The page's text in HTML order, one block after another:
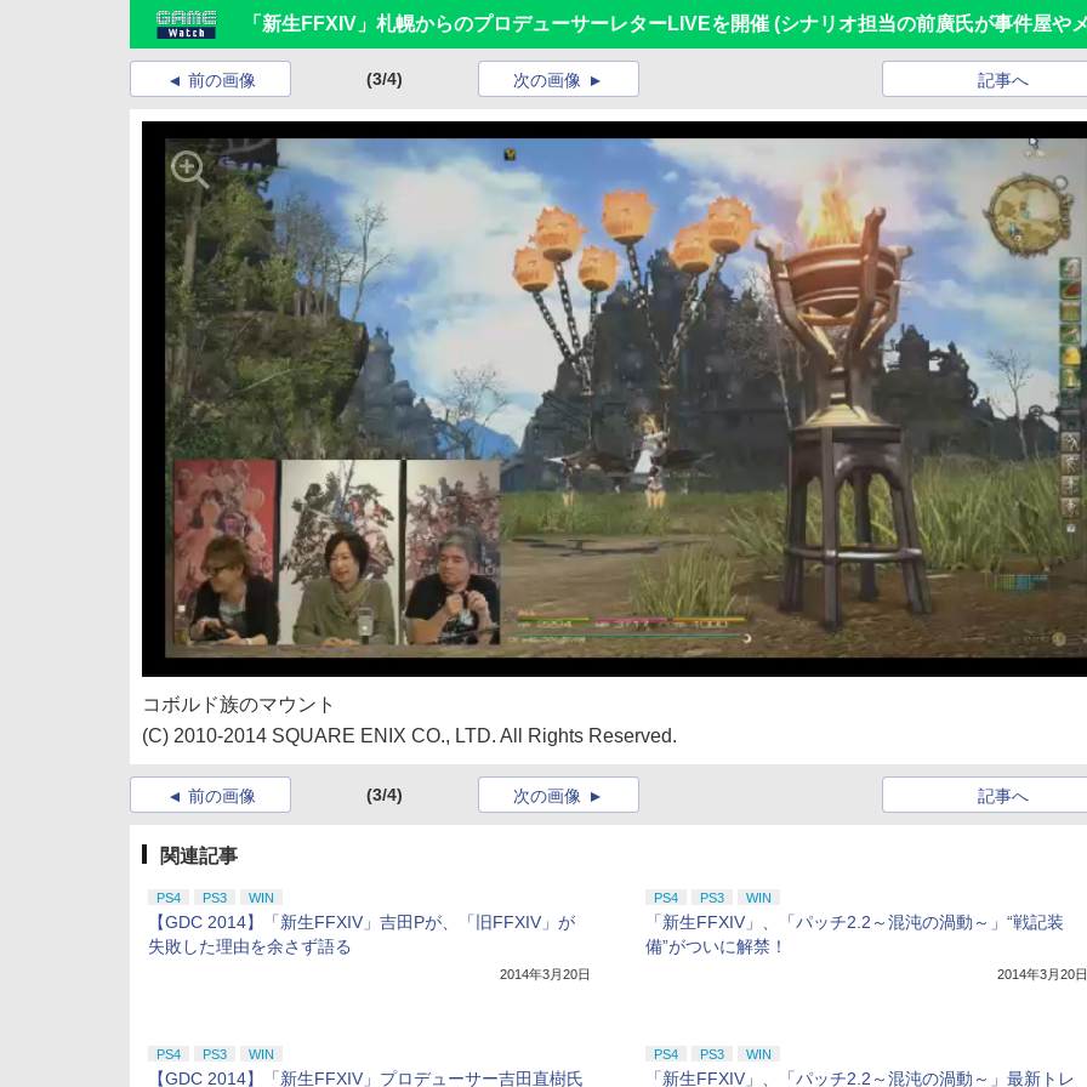
「新生FFXIV」札幌からのプロデューサーレターLIVEを開催 (シナリオ担当の前廣氏が事件屋や
前の画像 (3/4) 記事へ
次の画像
コボルド族のマウント
(C) 2010-2014 SQUARE ENIX CO., LTD. All Rights Reserved.
前の画像 (3/4) 記事へ
次の画像
関連記事
PS4 PS3 WIN
【GDC 2014】「新生FFXIV」吉田Pが、「旧FFXIV」が
失敗した理由を余さず語る
2014年3月20日
PS4 PS3 WIN
「新生FFXIV」、「パッチ2.2～混沌の渦動～」“戦記装
備”がついに解禁！
2014年3月20日
PS4 PS3 WIN
【GDC 2014】「新生FFXIV」プロデューサー吉田直樹氏
PS4 PS3 WIN
「新生FFXIV」、「パッチ2.2～混沌の渦動～」最新トレ